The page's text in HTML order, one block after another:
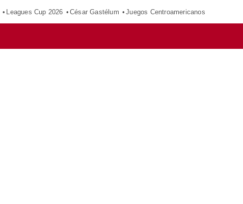
Leagues Cup 2026 César Gastélum Juegos Centroamericanos